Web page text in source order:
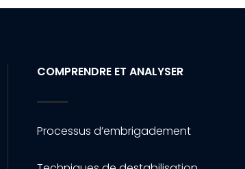
COMPRENDRE ET ANALYSER
Processus d’embrigadement